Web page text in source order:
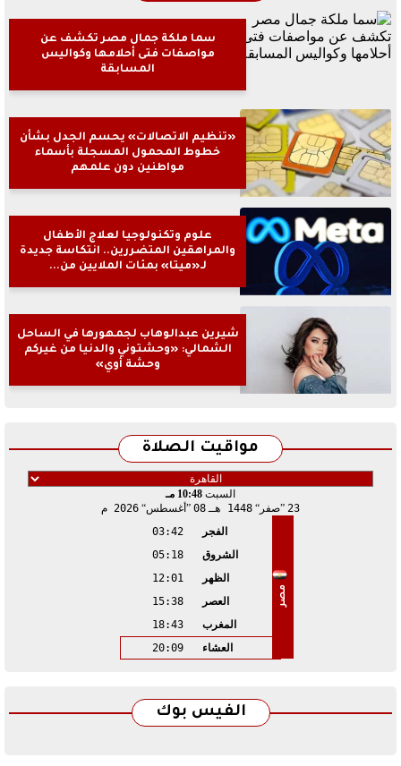
سما ملكة جمال مصر تكشف عن
مواصفات فتى أحلامها وكواليس
المسابقة
«تنظيم الاتصالات» يحسم الجدل بشأن
خطوط المحمول المسجلة بأسماء
مواطنين دون علمهم
علوم وتكنولوجيا لعلاج الأطفال
والمراهقين المتضررين.. انتكاسة جديدة
لـ«ميتا» بمئات الملايين من...
شيرين عبدالوهاب لجمهورها في الساحل
الشمالي: «وحشتوني والدنيا من غيركم
وحشة أوي»
مواقيت الصلاة
السبت 10:48 مـ
23 صفر 1448 هـ 08 أغسطس 2026 م
مصر
الفجر
03:42
الشروق
05:18
الظهر
12:01
العصر
15:38
المغرب
18:43
العشاء
20:09
الفيس بوك